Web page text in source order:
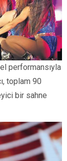
performansıyla
toplam 90
bir sahne